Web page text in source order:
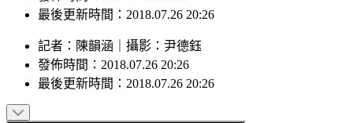
最後更新時間：2018.07.26 20:26
記者 ： 陳韻涵 攝影 ： 尹德鈺
發佈時間： 2018.07.26 20:26
最後更新時間： 2018.07.26 20:26